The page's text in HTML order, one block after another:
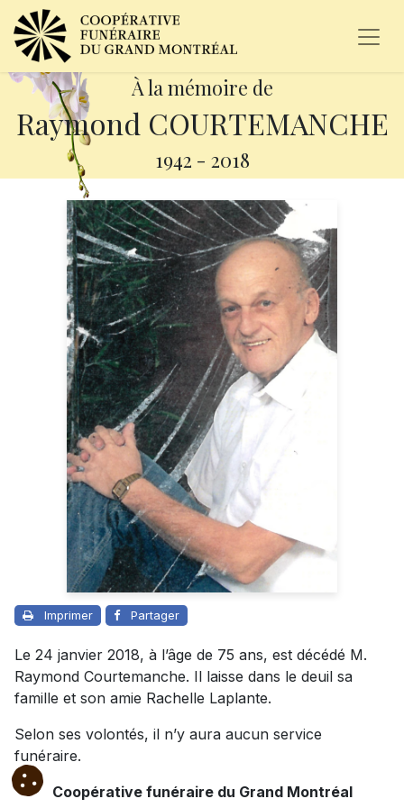
À la mémoire de
Raymond COURTEMANCHE
1942 - 2018
Imprimer Partager
Le 24 janvier 2018, à l’âge de 75 ans, est décédé M.
Raymond Courtemanche. Il laisse dans le deuil sa
famille et son amie Rachelle Laplante.
Selon ses volontés, il n’y aura aucun service
funéraire.
Coopérative funéraire du Grand Montréal